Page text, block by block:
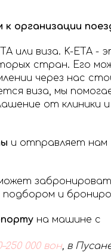
к организации
или виза. K-ETA -
стран. Его
через нас
виза, мы
от клиники и
и отправляет нам
и
на машине с
000 вон, в